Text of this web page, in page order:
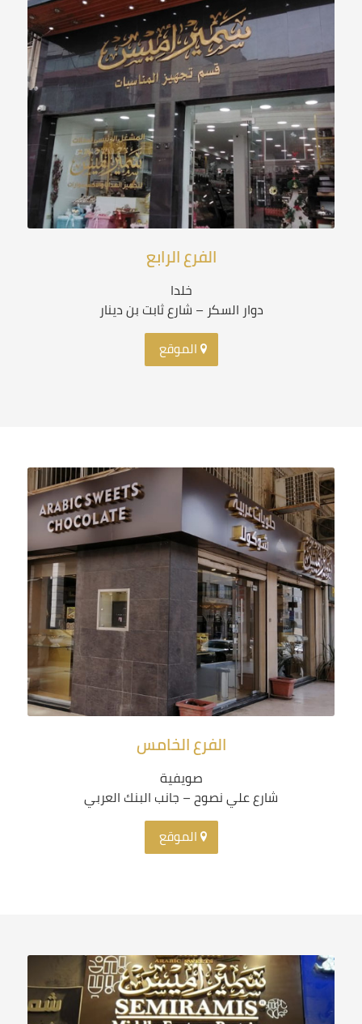
الفرع الرابع
خلدا
دوار السكر – شارع ثابت بن دينار
الموقع
الفرع الخامس
صويفية
شارع علي نصوح – جانب البنك العربي
الموقع